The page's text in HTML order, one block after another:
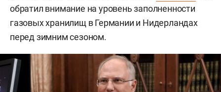
обратил внимание на уровень заполненности
газовых хранилищ в Германии и Нидерландах
перед зимним сезоном.